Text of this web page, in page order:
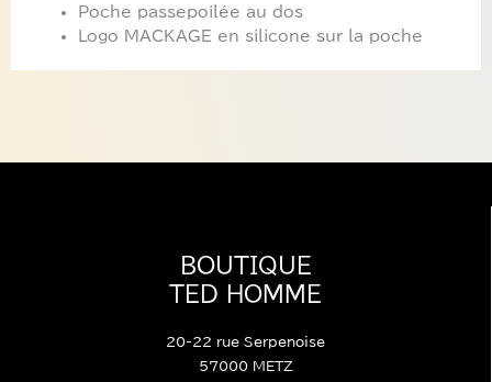
Poche passepoilée au dos
Logo MACKAGE en silicone sur la poche
BOUTIQUE
TED HOMME
20-22 rue Serpenoise
57000 METZ